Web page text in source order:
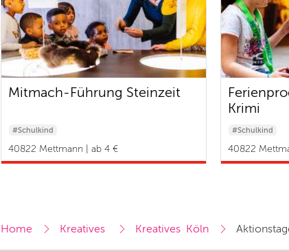
Mitmach-Führung Steinzeit
#Schulkind
40822 Mettmann | ab 4 €
Krimi
#Schulkind
40822
Home Kreatives Kreatives  Köln